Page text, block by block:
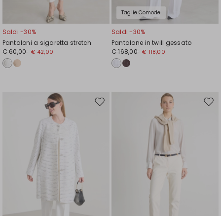
Saldi -30%
Pantaloni a sigaretta stretch
€ 60,00 € 42,00
Taglie Comode
Saldi -30%
Pantalone in twill gessato
€ 168,00 € 118,00
Sposta